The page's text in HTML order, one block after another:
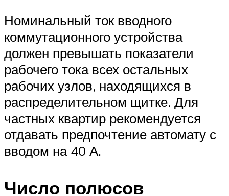
Номинальный ток вводного
коммутационного устройства
должен превышать показатели
рабочего тока всех остальных
рабочих узлов, находящихся в
распределительном щитке. Для
частных квартир рекомендуется
отдавать предпочтение автомату с
вводом на 40 А.
Число полюсов